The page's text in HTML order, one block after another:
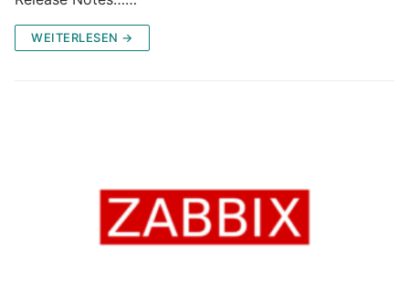
WEITERLESEN →